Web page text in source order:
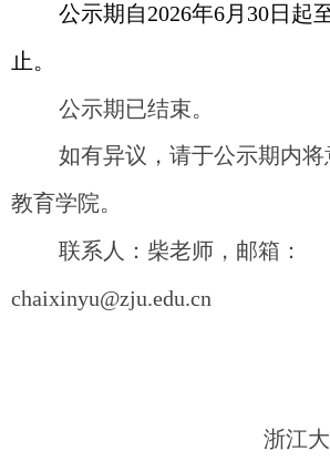
公示期自2026年6月30日起
止。
公示期已结束。
如有异议，请于公示期内
教育学院。
联系人：柴老师，邮箱：
chaixinyu@zju.edu.cn
浙江